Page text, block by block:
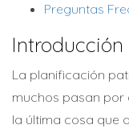
Preguntas
Introducción
La planificación
muchos pasan por
la última cosa que